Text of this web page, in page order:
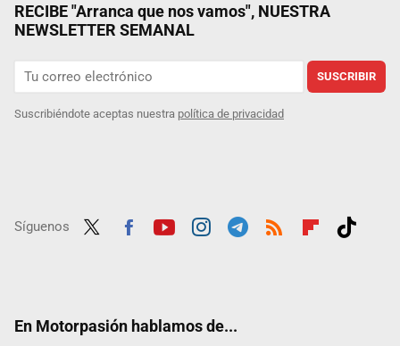
RECIBE "Arranca que nos vamos", NUESTRA
NEWSLETTER SEMANAL
SUSCRIBIR
Suscribiéndote aceptas nuestra política de privacidad
Síguenos
En Motorpasión hablamos de...